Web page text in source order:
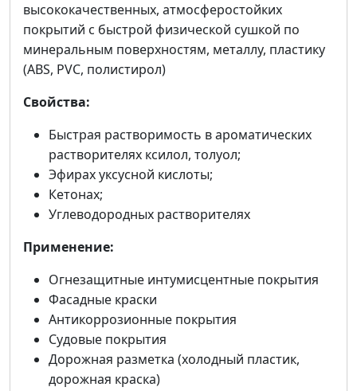
высококачественных, атмосферостойких
покрытий с быстрой физической сушкой по
минеральным поверхностям, металлу, пластику
(ABS, PVC, полистирол)
Свойства:
Быстрая растворимость в ароматических
растворителях ксилол, толуол;
Эфирах уксусной кислоты;
Кетонах;
Углеводородных растворителях
Применение:
Огнезащитные интумисцентные покрытия
Фасадные краски
Антикоррозионные покрытия
Судовые покрытия
Дорожная разметка (холодный пластик,
дорожная краска)